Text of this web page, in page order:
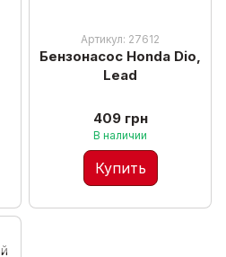
Артикул: 27612
Бензонасос Honda Dio,
Lead
409 грн
В наличии
Купить